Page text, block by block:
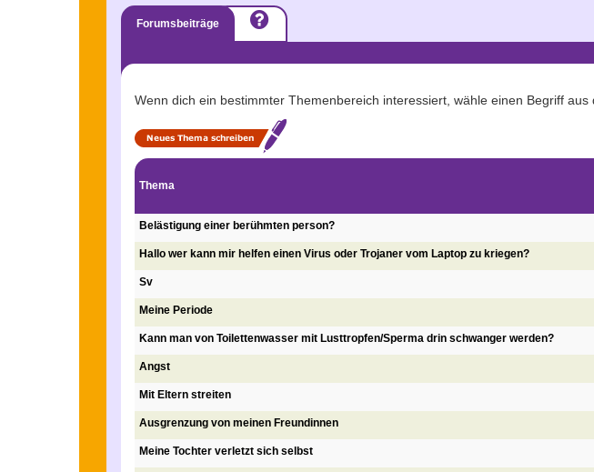
Forumsbeiträge So
funktioniert's
Wenn dich ein bestimmter Themenbereich interessiert, wähle einen Begriff aus
Neues Thema schreiben
Thema
Belästigung einer berühmten person?
Hallo wer kann mir helfen einen Virus oder Trojaner vom Laptop zu kriegen?
Sv
Meine Periode
Kann man von Toilettenwasser mit Lusttropfen/Sperma drin schwanger werden?
Angst
Mit Eltern streiten
Ausgrenzung von meinen Freundinnen
Meine Tochter verletzt sich selbst